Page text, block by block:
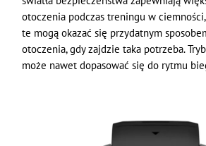
otoczenia podczas treningu w
te mogą okazać się przydatnym
otoczenia, gdy zajdzie taka potrzeba.
może nawet dopasować się do rytmu